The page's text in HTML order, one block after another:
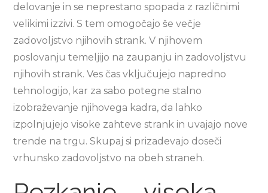
delovanje in se neprestano spopada z različnimi
velikimi izzivi. S tem omogočajo še večje
zadovoljstvo njihovih strank. V njihovem
poslovanju temeljijo na zaupanju in zadovoljstvu
njihovih strank. Ves čas vključujejo napredno
tehnologijo, kar za sabo potegne stalno
izobraževanje njihovega kadra, da lahko
izpolnjujejo visoke zahteve strank in uvajajo nove
trende na trgu. Skupaj si prizadevajo doseči
vrhunsko zadovoljstvo na obeh straneh.